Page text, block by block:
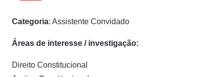
Categoria: Assistente Convidado
Áreas de interesse / investigação:
Direito Constitucional